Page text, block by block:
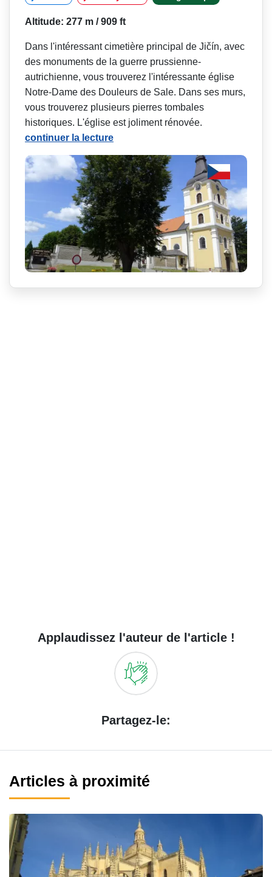
Altitude: 277 m / 909 ft
Dans l'intéressant cimetière principal de Jičín, avec
des monuments de la guerre prussienne-
autrichienne, vous trouverez l'intéressante église
Notre-Dame des Douleurs de Sale. Dans ses murs,
vous trouverez plusieurs pierres tombales
historiques. L'église est joliment rénovée.
continuer la lecture
Applaudissez l'auteur de l'article !
Partagez-le:
Articles à proximité